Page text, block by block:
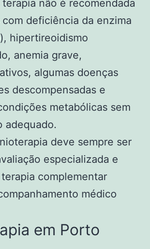
não é recomendada
deficiência da enzima
hipertireoidismo
anemia grave,
algumas doenças
descompensadas e
metabólicas sem
adequado.
deve sempre ser
especializada e
complementar
médico
em Porto